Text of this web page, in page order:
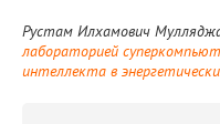
Рустам Илхамович
лабораторией
интеллекта в